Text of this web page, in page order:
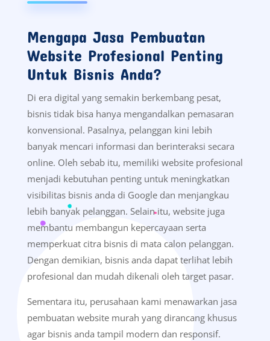
Mengapa Jasa Pembuatan
Website Profesional Penting
Untuk Bisnis Anda?
Di era digital yang semakin berkembang pesat,
bisnis tidak bisa hanya mengandalkan pemasaran
konvensional. Pasalnya, pelanggan kini lebih
banyak mencari informasi dan berinteraksi secara
online. Oleh sebab itu, memiliki website profesional
menjadi kebutuhan penting untuk meningkatkan
visibilitas bisnis anda di Google dan menjangkau
lebih banyak pelanggan. Selain itu, website juga
membantu membangun kepercayaan serta
memperkuat citra bisnis di mata calon pelanggan.
Dengan demikian, bisnis anda dapat terlihat lebih
profesional dan mudah dikenali oleh target pasar.
Sementara itu, perusahaan kami menawarkan jasa
pembuatan website murah yang dirancang khusus
agar bisnis anda tampil modern dan responsif.